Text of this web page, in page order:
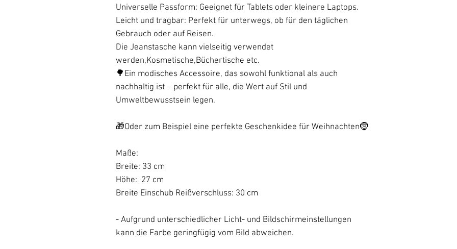
Universelle Passform: Geeignet für Tablets oder kleinere Laptops.
Leicht und tragbar: Perfekt für unterwegs, ob für den täglichen
Gebrauch oder auf Reisen.
Die Jeanstasche kann vielseitig verwendet
werden,Kosmetische,Büchertische etc.
🌳Ein modisches Accessoire, das sowohl funktional als auch
nachhaltig ist – perfekt für alle, die Wert auf Stil und
Umweltbewusstsein legen.
🎁Oder zum Beispiel eine perfekte Geschenkidee für Weihnachten🤶
Maße:
Breite: 33 cm
Höhe: 27 cm
Breite Einschub Reißverschluss: 30 cm
- Aufgrund unterschiedlicher Licht- und Bildschirmeinstellungen
kann die Farbe geringfügig vom Bild abweichen.